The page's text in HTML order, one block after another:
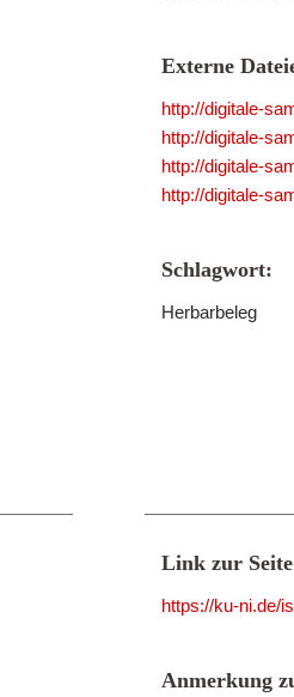
Externe
http://digitale-
http://digitale-
http://digitale-
http://digitale-
Schlagwort:
Herbarbeleg
Link zur
https://ku-ni.de/
Anmerkung